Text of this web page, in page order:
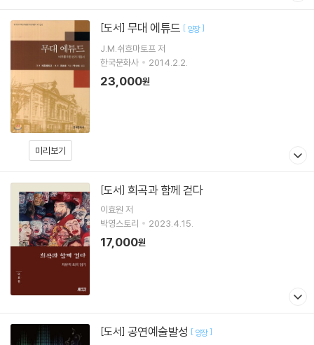
미리보기
[도서] 무대 에튜드 [ 양장]
J.M.쉬흐마토프 저
한국문화사
2014.2.2.
23,000원
[도서] 희곡과 함께 걷다
이효원 저
박영스토리
2023.4.15.
17,000원
[도서] 공연예술발성 [ 양장]